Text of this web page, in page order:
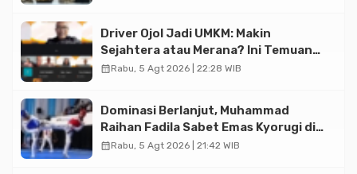
Driver Ojol Jadi UMKM: Makin
Sejahtera atau Merana? Ini Temuan
Diskusi Paramadina
calendar_monthRabu, 5 Agt 2026 | 22:28 WIB
Dominasi Berlanjut, Muhammad
Raihan Fadila Sabet Emas Kyorugi di
Asian Taekwondo Indonesia Open
calendar_monthRabu, 5 Agt 2026 | 21:42 WIB